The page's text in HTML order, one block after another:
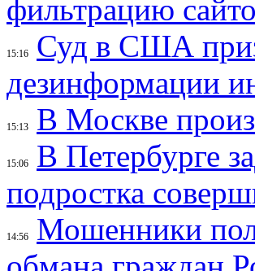
фильтрацию
15:16
Суд в США
дезинформации
15:13 В Москве
15:06
В Петербурге
подростка
14:56
Мошенники